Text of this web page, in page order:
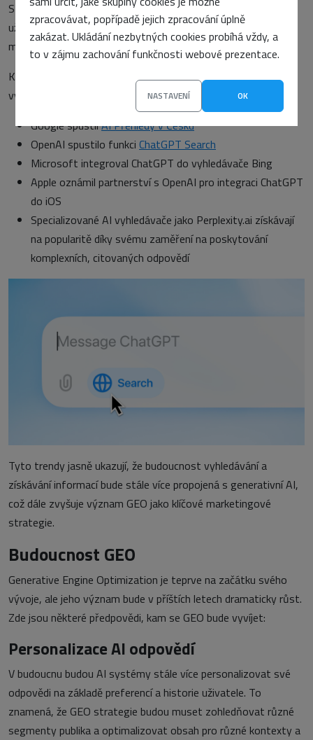
zpracovávat, popřípadě jejich zpracování úplně
zakázat. Ukládání nezbytných cookies probíhá vždy, a
to v zájmu zachování funkčnosti webové prezentace.
NASTAVENÍ OK
SEO, mohou zjistit, že jejich návštěvnost klesá, protože
uživatelé získávají odpovědi přímo ve vyhledávači, aniž by
museli kliknout na odkazy.
Kromě Googlu implementují generativní AI do svých
vyhledávačů i další velcí hráči:
Google spustilAI Přehledy v Česku
OpenAI spustilo funkci ChatGPT Search
Microsoft integroval ChatGPT do vyhledávače Bing
Apple oznámil partnerství s OpenAI pro integraci ChatGPT
do iOS
Specializované AI vyhledávače jako Perplexity.ai získávají
na popularitě díky svému zaměření na poskytování
komplexních, citovaných odpovědí
Tyto trendy jasně ukazují, že budoucnost vyhledávání a
získávání informací bude stále více propojená s generativní AI,
což dále zvyšuje význam GEO jako klíčové marketingové
strategie.
Budoucnost GEO
Generative Engine Optimization je teprve na začátku svého
vývoje, ale jeho význam bude v příštích letech dramaticky růst.
Zde jsou některé předpovědi, kam se GEO bude vyvíjet:
Personalizace AI odpovědí
V budoucnu budou AI systémy stále více personalizovat své
odpovědi na základě preferencí a historie uživatele. To
znamená, že GEO strategie budou muset zohledňovat různé
segmenty publika a optimalizovat obsah pro různé kontexty a